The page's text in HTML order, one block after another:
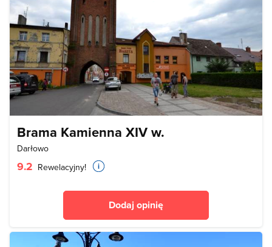
Brama Kamienna XIV w.
Darłowo
9.2 Rewelacyjny!
Dodaj opinię